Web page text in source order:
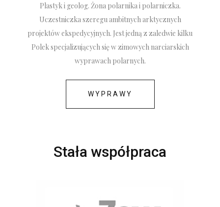
Plastyk i geolog. Żona polarnika i polarniczka.
Uczestniczka szeregu ambitnych arktycznych
projektów ekspedycyjnych. Jest jedną z zaledwie kilku
Polek specjalizujących się w zimowych narciarskich
wyprawach polarnych.
WYPRAWY
Stała współpraca